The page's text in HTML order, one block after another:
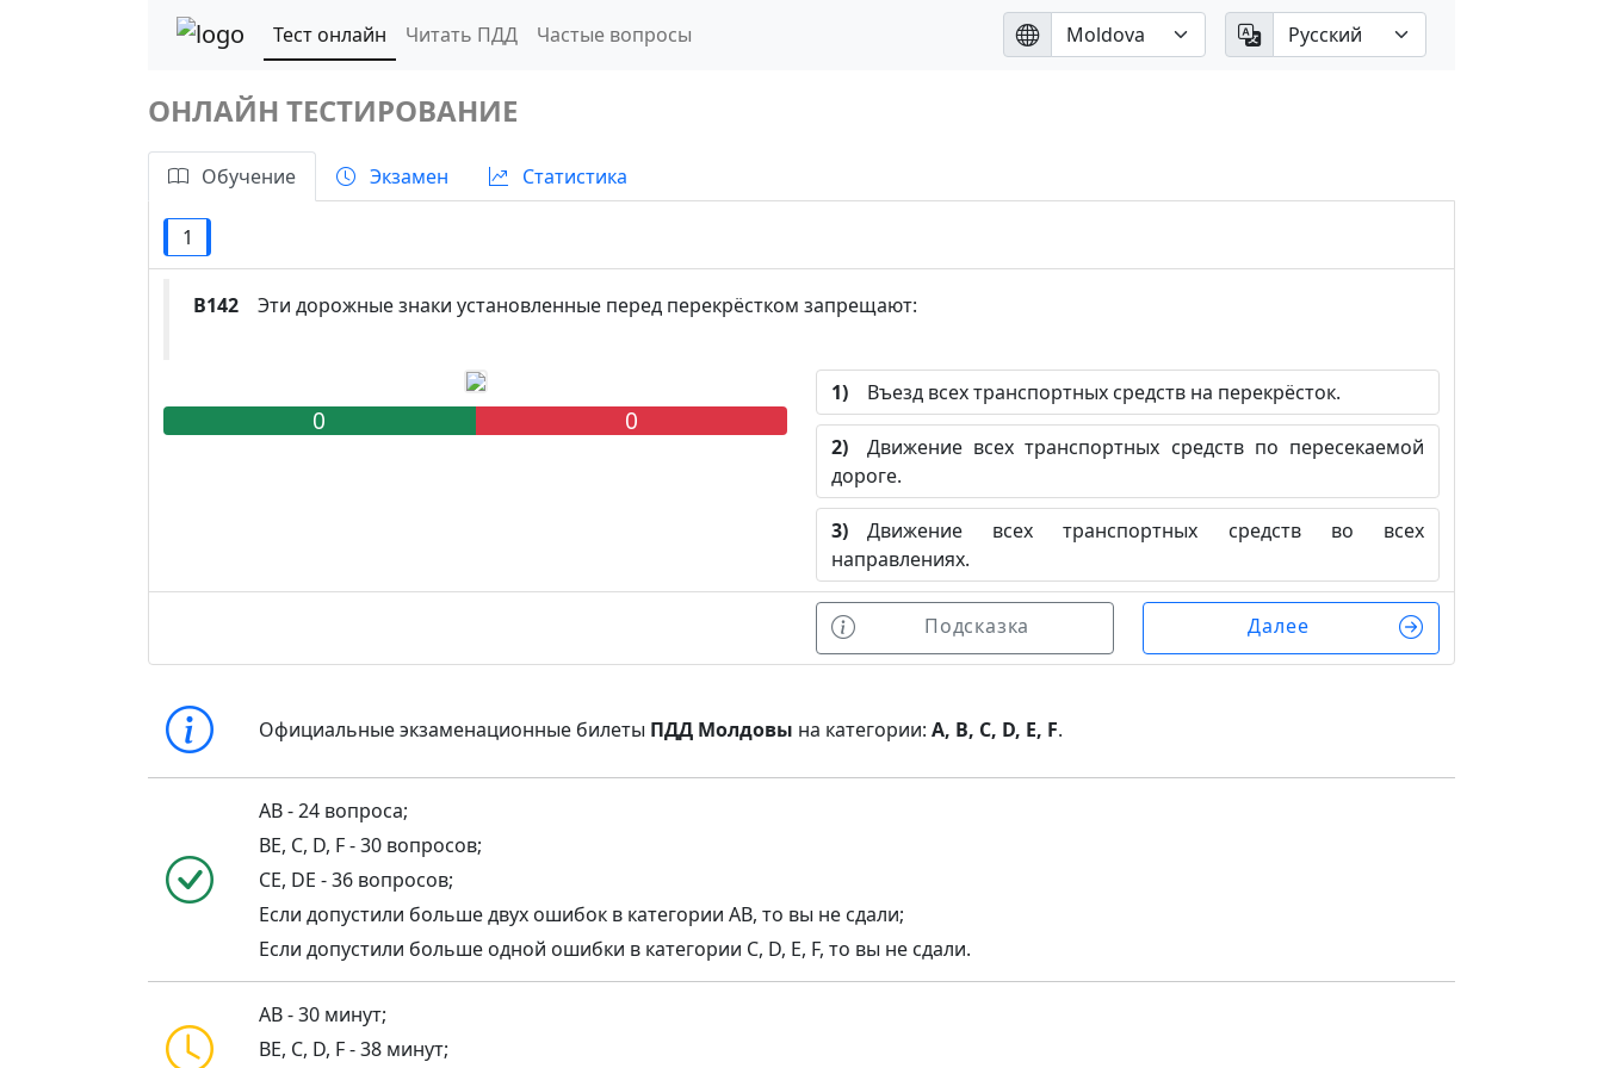
Тест онлайн Читать ПДД Частые вопросы
ОНЛАЙН ТЕСТИРОВАНИЕ
Обучение Экзамен Статистика
1
B142 Эти дорожные знаки установленные перед перекрёстком запрещают:
0 0
1) Въезд всех транспортных средств на перекрёсток.
2) Движение всех транспортных средств по пересекаемой
дороге.
3) Движение всех транспортных средств во всех
направлениях.
Подсказка Далее
Официальные экзаменационные билеты ПДД Молдовы на категории:A, B, C, D, E, F.
AB - 24 вопроса;
BE, C, D, F - 30 вопросов;
CE, DE - 36 вопросов;
Если допустили больше двух ошибок в категории AB, то вы не сдали;
Если допустили больше одной ошибки в категории C, D, E, F, то вы не сдали.
AB - 30 минут;
BE, C, D, F - 38 минут;